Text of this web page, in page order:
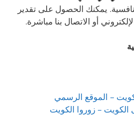
يمكنك الحصول على تقدير
أو الاتصال بنا مباشرة.
– الموقع الرسمي
الكويت – زوروا الكويت